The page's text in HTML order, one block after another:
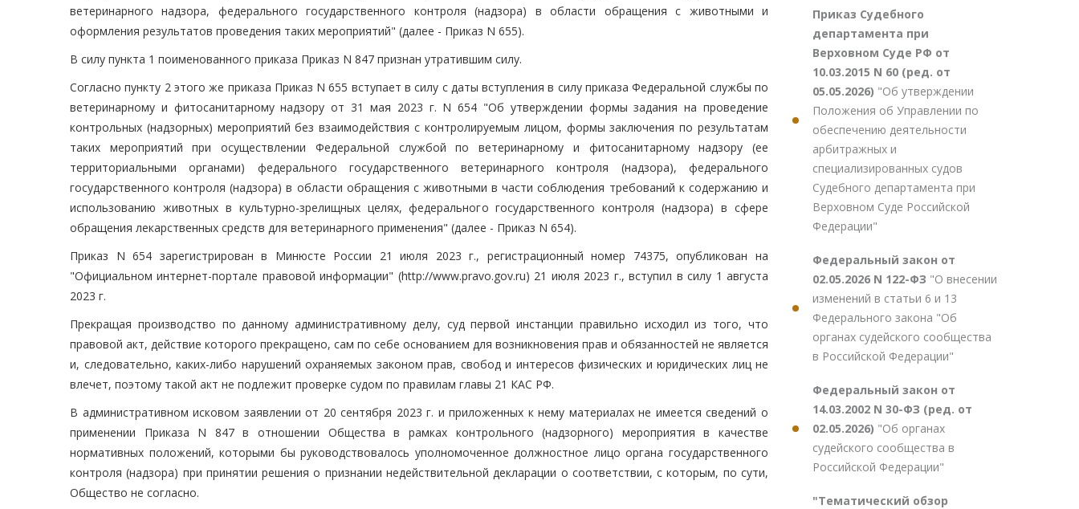
ветеринарного надзора, федерального государственного контроля (надзора) в области обращения с животными и
оформления результатов проведения таких мероприятий" (далее - Приказ N 655).
В силу пункта 1 поименованного приказа Приказ N 847 признан утратившим силу.
Согласно пункту 2 этого же приказа Приказ N 655 вступает в силу с даты вступления в силу приказа Федеральной службы по
ветеринарному и фитосанитарному надзору от 31 мая 2023 г. N 654 "Об утверждении формы задания на проведение
контрольных (надзорных) мероприятий без взаимодействия с контролируемым лицом, формы заключения по результатам
таких мероприятий при осуществлении Федеральной службой по ветеринарному и фитосанитарному надзору (ее
территориальными органами) федерального государственного ветеринарного контроля (надзора), федерального
государственного контроля (надзора) в области обращения с животными в части соблюдения требований к содержанию и
использованию животных в культурно-зрелищных целях, федерального государственного контроля (надзора) в сфере
обращения лекарственных средств для ветеринарного применения" (далее - Приказ N 654).
Приказ N 654 зарегистрирован в Минюсте России 21 июля 2023 г., регистрационный номер 74375, опубликован на
"Официальном интернет-портале правовой информации" (http://www.pravo.gov.ru) 21 июля 2023 г., вступил в силу 1 августа
2023 г.
Прекращая производство по данному административному делу, суд первой инстанции правильно исходил из того, что
правовой акт, действие которого прекращено, сам по себе основанием для возникновения прав и обязанностей не является
и, следовательно, каких-либо нарушений охраняемых законом прав, свобод и интересов физических и юридических лиц не
влечет, поэтому такой акт не подлежит проверке судом по правилам главы 21 КАС РФ.
В административном исковом заявлении от 20 сентября 2023 г. и приложенных к нему материалах не имеется сведений о
применении Приказа N 847 в отношении Общества в рамках контрольного (надзорного) мероприятия в качестве
нормативных положений, которыми бы руководствовалось уполномоченное должностное лицо органа государственного
контроля (надзора) при принятии решения о признании недействительной декларации о соответствии, с которым, по сути,
Общество не согласно.
Приказ Судебного
департамента при
Верховном Суде РФ от
10.03.2015 N 60 (ред. от
05.05.2026) "Об утверждении
Положения об Управлении по
обеспечению деятельности
арбитражных и
специализированных судов
Судебного департамента при
Верховном Суде Российской
Федерации"
Федеральный закон от
02.05.2026 N 122-ФЗ "О внесении
изменений в статьи 6 и 13
Федерального закона "Об
органах судейского сообщества
в Российской Федерации"
Федеральный закон от
14.03.2002 N 30-ФЗ (ред. от
02.05.2026) "Об органах
судейского сообщества в
Российской Федерации"
"Тематический обзор